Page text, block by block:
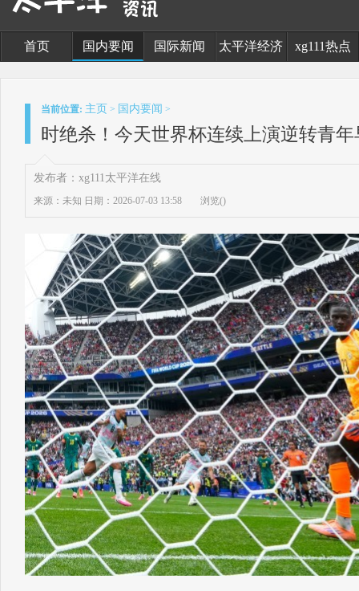
首页 国内要闻 国际新闻 太平洋经济 xg111热点
当前位置: 主页 > 国内要闻 >
时绝杀！今天世界杯连续上演逆转青
发布者：xg111太平洋在线
来源：未知 日期：2026-07-03 13:58 浏览()